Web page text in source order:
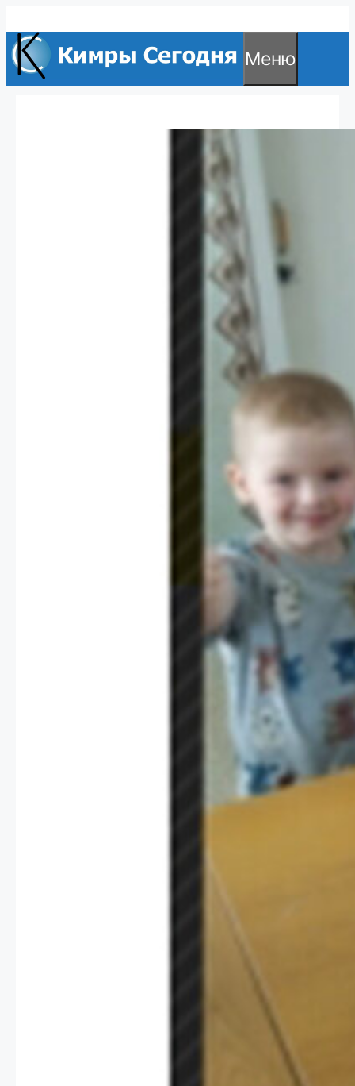
к
содержимому
Меню